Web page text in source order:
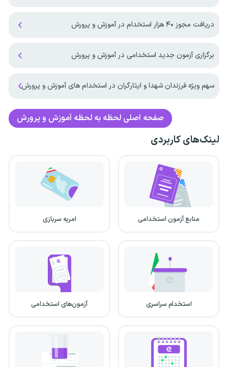
دریافت مجوز ۴۰ هزار استخدام در آموزش و پرورش
برگزاری آزمون جدید استخدامی در آموزش و پرورش
سهم ویژه فرزندان شهدا و ایثارگران در استخدام های آموزش و پرورش
صفحه اصلی لحظه به لحظه آموزش و پرورش
لینک‌های کاربردی
منابع آزمون استخدامی امریه سربازی
استخدام سراسری آزمون‌های استخدامی